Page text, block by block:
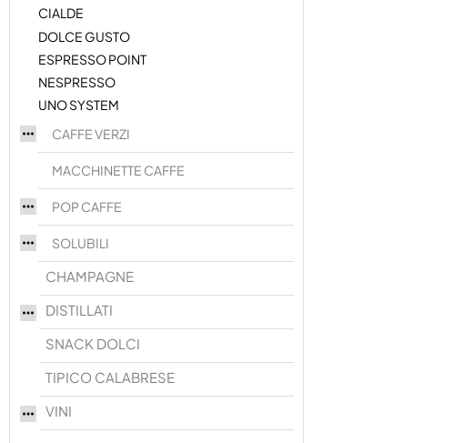
CIALDE
DOLCE GUSTO
ESPRESSO POINT
NESPRESSO
UNO SYSTEM
CAFFE VERZI
MACCHINETTE CAFFE
POP CAFFE
SOLUBILI
CHAMPAGNE
DISTILLATI
SNACK DOLCI
TIPICO CALABRESE
VINI